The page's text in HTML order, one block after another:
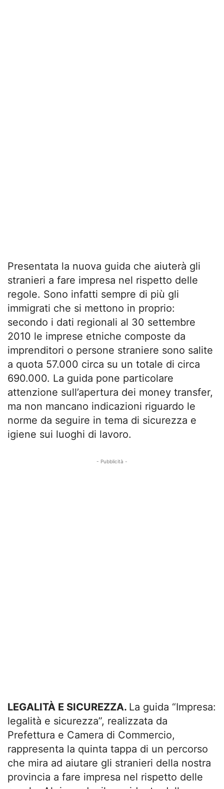
Presentata la nuova guida che aiuterà gli
stranieri a fare impresa nel rispetto delle
regole. Sono infatti sempre di più gli
immigrati che si mettono in proprio:
secondo i dati regionali al 30 settembre
2010 le imprese etniche composte da
imprenditori o persone straniere sono salite
a quota 57.000 circa su un totale di circa
690.000. La guida pone particolare
attenzione sull’apertura dei money transfer,
ma non mancano indicazioni riguardo le
norme da seguire in tema di sicurezza e
igiene sui luoghi di lavoro.
- Pubblicità -
LEGALITÀ E SICUREZZA. La guida “Impresa:
legalità e sicurezza”, realizzata da
Prefettura e Camera di Commercio,
rappresenta la quinta tappa di un percorso
che mira ad aiutare gli stranieri della nostra
provincia a fare impresa nel rispetto delle